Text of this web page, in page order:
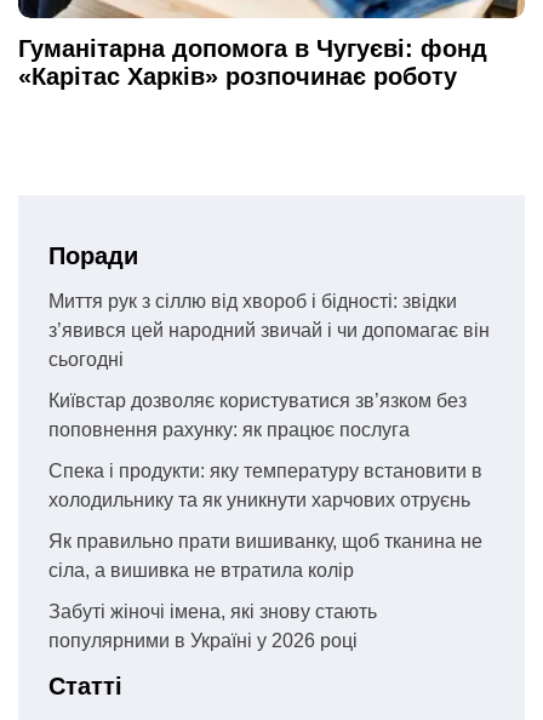
Гуманітарна допомога в Чугуєві: фонд
«Карітас Харків» розпочинає роботу
Поради
Миття рук з сіллю від хвороб і бідності: звідки
з’явився цей народний звичай і чи допомагає він
сьогодні
Київстар дозволяє користуватися зв’язком без
поповнення рахунку: як працює послуга
Спека і продукти: яку температуру встановити в
холодильнику та як уникнути харчових отруєнь
Як правильно прати вишиванку, щоб тканина не
сіла, а вишивка не втратила колір
Забуті жіночі імена, які знову стають
популярними в Україні у 2026 році
Статті